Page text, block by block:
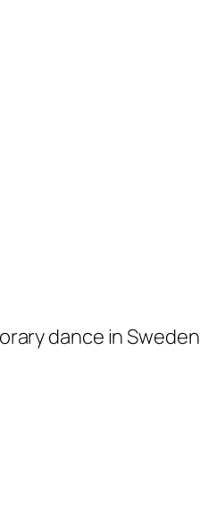
dance in Sweden